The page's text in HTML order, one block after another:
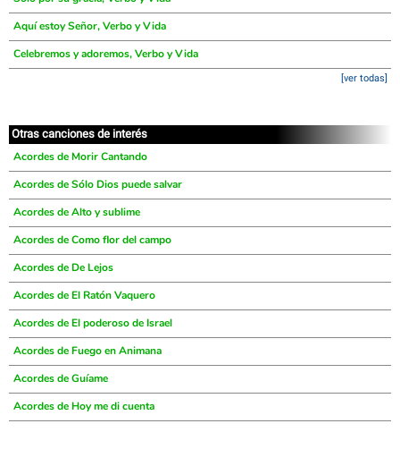
Aquí estoy Señor, Verbo y Vida
Celebremos y adoremos, Verbo y Vida
[ver todas]
Otras canciones de interés
Acordes de Morir Cantando
Acordes de Sólo Dios puede salvar
Acordes de Alto y sublime
Acordes de Como flor del campo
Acordes de De Lejos
Acordes de El Ratón Vaquero
Acordes de El poderoso de Israel
Acordes de Fuego en Animana
Acordes de Guíame
Acordes de Hoy me di cuenta